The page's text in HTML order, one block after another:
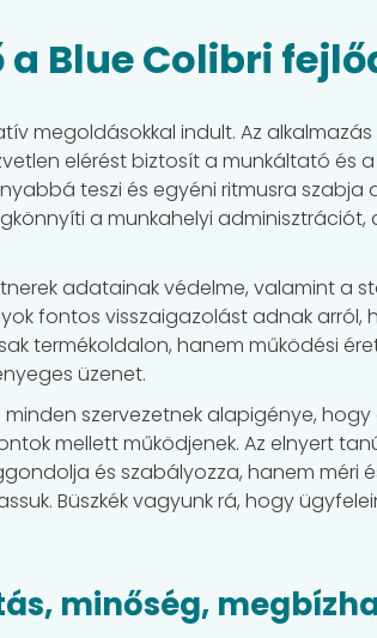
Blue Colibri
megoldásokkal indult. Az
elérést biztosít a munkáltató és
teszi és egyéni ritmusra szabja
a munkahelyi
adatainak védelme, valamint a
fontos visszaigazolást adnak arról,
termékoldalon, hanem működési
üzenet.
szervezetnek alapigénye, hogy
mellett működjenek. Az elnyert
és szabályozza, hanem méri
Büszkék vagyunk rá, hogy
minőség,